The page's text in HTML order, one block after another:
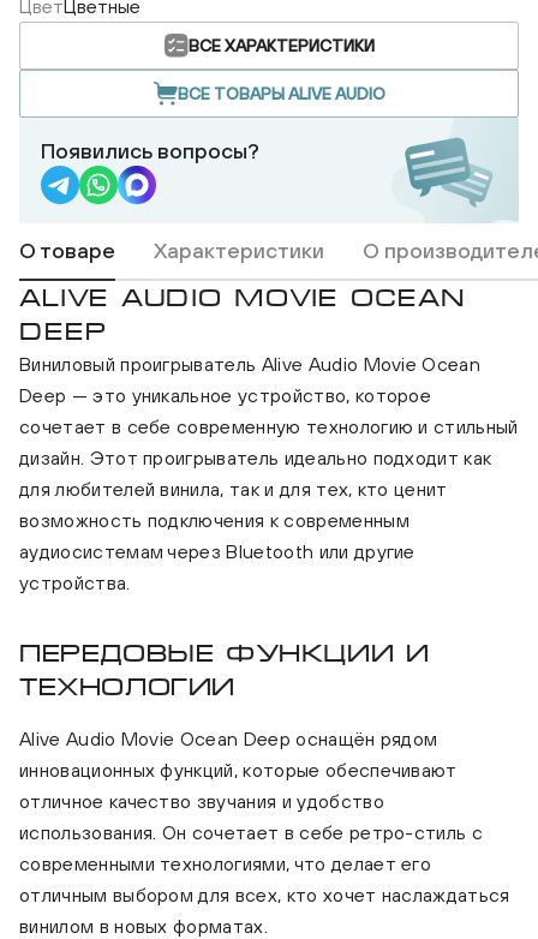
ЦветЦветные
ВСЕ ХАРАКТЕРИСТИКИ
ВСЕ ТОВАРЫ ALIVE AUDIO
Появились вопросы?
О товаре Характеристики О
ALIVE AUDIO MOVIE OCEAN
DEEP
Виниловый проигрыватель Alive Audio Movie Ocean
Deep — это уникальное устройство, которое
сочетает в себе современную технологию и стильный
дизайн. Этот проигрыватель идеально подходит как
для любителей винила, так и для тех, кто ценит
возможность подключения к современным
аудиосистемам через Bluetooth или другие
устройства.
Передовые функции и
технологии
Alive Audio Movie Ocean Deep оснащён рядом
инновационных функций, которые обеспечивают
отличное качество звучания и удобство
использования. Он сочетает в себе ретро-стиль с
современными технологиями, что делает его
отличным выбором для всех, кто хочет наслаждаться
винилом в новых форматах.